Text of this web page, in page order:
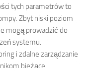
tych parametrów to
Zbyt niski poziom
mogą prowadzić do
systemu.
i zdalne zarządzanie
bieżące